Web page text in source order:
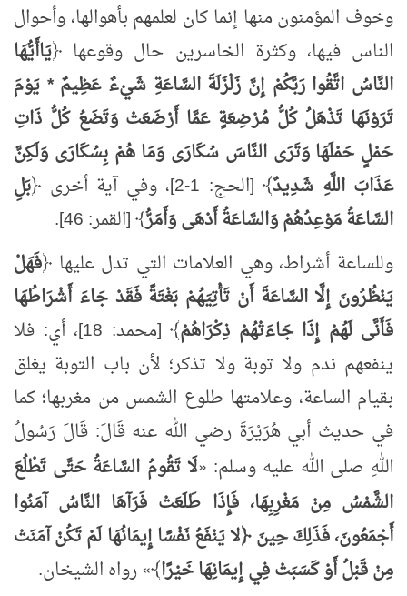
وخوف المؤمنون منها إنما كان لعلمهم بأهوالها، وأحوال
الناس فيها، وكثرة الخاسرين حال وقوعها ﴿يَاأَيُّهَا
النَّاسُ اتَّقُوا رَبَّكُمْ إِنَّ زَلْزَلَةَ السَّاعَةِ شَيْءٌ عَظِيمٌ * يَوْمَ
تَرَوْنَهَا تَذْهَلُ كُلُّ مُرْضِعَةٍ عَمَّا أَرْضَعَتْ وَتَضَعُ كُلُّ ذَاتِ
حَمْلٍ حَمْلَهَا وَتَرَى النَّاسَ سُكَارَى وَمَا هُمْ بِسُكَارَى وَلَكِنَّ
عَذَابَ اللَّهِ شَدِيدٌ﴾ [الحج: 1-2]، وفي آية أخرى ﴿
بَلِ
السَّاعَةُ مَوْعِدُهُمْ وَالسَّاعَةُ أَدْهَى وَأَمَرُّ﴾ [القمر: 46].
وللساعة أشراط، وهي العلامات التي تدل عليها ﴿فَهَلْ
يَنْظُرُونَ إِلَّا السَّاعَةَ أَنْ تَأْتِيَهُمْ بَغْتَةً فَقَدْ جَاءَ أَشْرَاطُهَا
فَأَنَّى لَهُمْ إِذَا جَاءَتْهُمْ ذِكْرَاهُمْ
﴾ [محمد: 18]، أي: فلا
ينفعهم ندم ولا توبة ولا تذكر؛ لأن باب التوبة يغلق
بقيام الساعة، وعلامتها طلوع الشمس من مغربها؛ كما
في حديث أبي هُرَيْرَةَ رضي الله عنه قَالَ: قَالَ رَسُولُ
اللهِ صلى الله عليه وسلم: «لَا تَقُومُ السَّاعَةُ حَتَّى تَطْلُعَ
الشَّمْسُمِنْمَغْرِبِهَا، فَإِذَا طَلَعَتْ فَرَآهَا النَّاسُ آمَنُوا
أَجْمَعُونَ، فَذَلِكَ حِينَ ﴿لا يَنْفَعُ نَفْسًا إِيمَانُهَا لَمْ تَكُنْ آمَنَتْ
مِنْ قَبْلُ أَوْ كَسَبَتْ فِي إِيمَانِهَا خَيْرًا﴾»رواه الشيخان.